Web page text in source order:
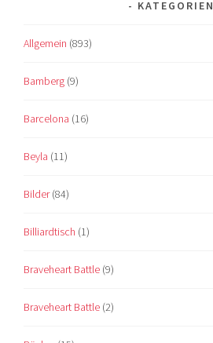
KATEGORIEN
Allgemein (893)
Bamberg (9)
Barcelona (16)
Beyla (11)
Bilder(84)
Billiardtisch (1)
Braveheart Battle (9)
Braveheart Battle (2)